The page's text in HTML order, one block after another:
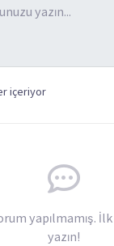
içeriyor
yapılmamış.
yazın!